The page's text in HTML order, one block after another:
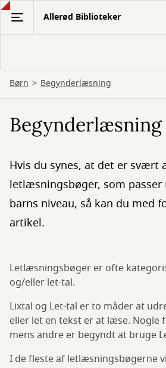
Gå
hovedindhold
Allerød Biblioteker
Børn Begynderlæsning
Begynderlæsning
Hvis du synes, at det er svært
letlæsningsbøger, som
barns niveau, så kan du med
artikel.
Letlæsningsbøger er ofte
og/eller let-tal.
Lixtal og Let-tal er to måder at
eller let en tekst er at læse. Nogle
mens andre er begyndt at bruge
I de fleste af letlæsningsbøgerne